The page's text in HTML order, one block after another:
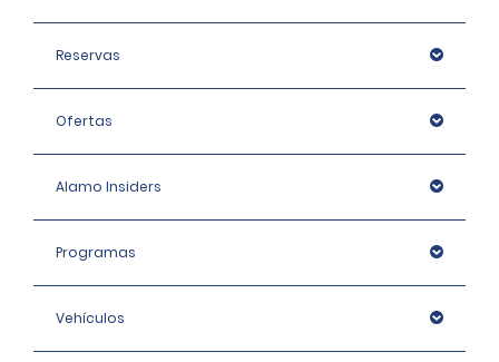
Reservas
Ofertas
Alamo Insiders
Programas
Vehículos